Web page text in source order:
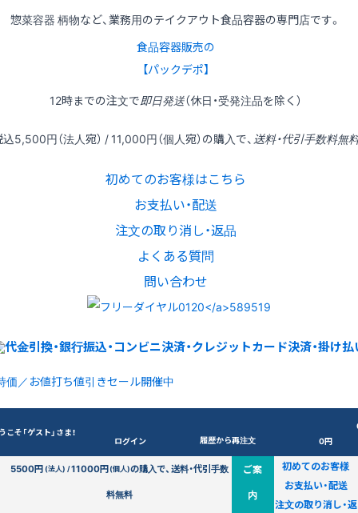
惣菜容器 柄物など、業務用のテイクアウト食品容器の専門店です。
食品容器販売の
【パックデポ】
12時までの注文で即日発送（休日・受発注品を除く）
込5,500円（法人宛） / 11,000円（個人宛）の購入で、 送料・代引手数料無
初めてのお客様はこちら
お支払い・配送
注文の取り消し・返品
よくある質問
問い合わせ
価／お値打ち値引きセール開催中
こそ「ゲスト」さま！
ログイン 履歴から再注文
0円
5500円(法人) /11000円(個人)の購入で、送料・代引手数
料無料
ご案
内
初めてのお客様
お支払い・配送
注文の取り消し・返